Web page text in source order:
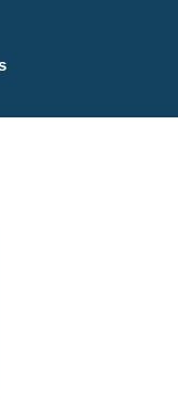
navigation optimale.